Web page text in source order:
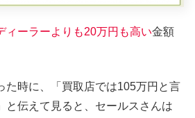
ィーラーよりも20万円も高い金額
た時に、「買取店では105万円と言
と伝えて見ると、セールスさんは